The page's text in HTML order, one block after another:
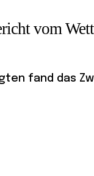
vom
fand das